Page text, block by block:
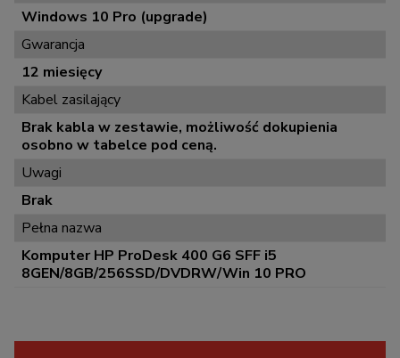
Windows 10 Pro (upgrade)
Gwarancja
12 miesięcy
Kabel zasilający
Brak kabla w zestawie, możliwość dokupienia
osobno w tabelce pod ceną.
Uwagi
Brak
Pełna nazwa
Komputer HP ProDesk 400 G6 SFF i5
8GEN/8GB/256SSD/DVDRW/Win 10 PRO